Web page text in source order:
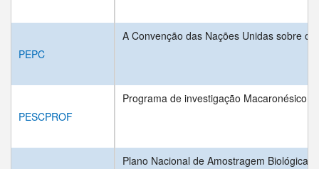
A Convenção das Nações Unidas sobre o
Programa de investigação Macaronésico,
Plano Nacional de Amostragem Biológica
PEPC
PESCPROF